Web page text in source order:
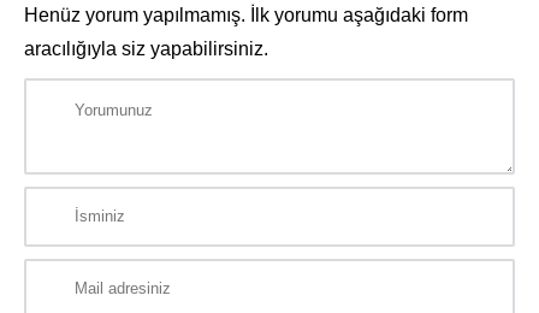
Henüz yorum yapılmamış. İlk yorumu aşağıdaki form
aracılığıyla siz yapabilirsiniz.